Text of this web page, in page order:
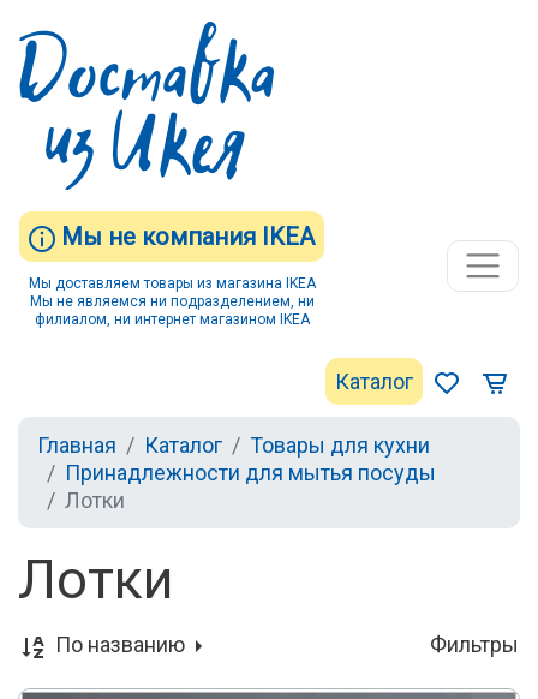
Мы не компания IKEA
Мы доставляем товары из магазина IKEA
Мы не являемся ни подразделением, ни
филиалом, ни интернет магазином IKEA
Каталог
Главная Каталог
Товары для кухни
Принадлежности для мытья посуды
Лотки
Лотки
По названию Фильтры